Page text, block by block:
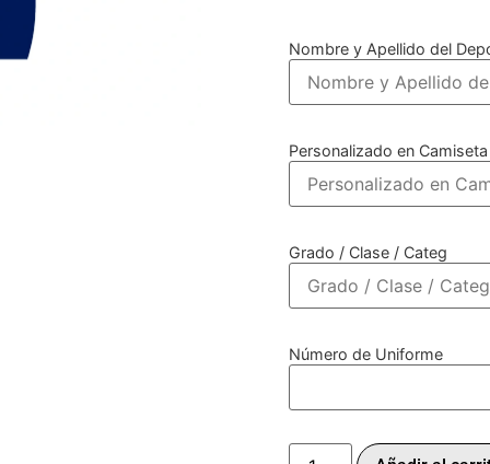
Nombre y Apellido del
Personalizado en Camiseta
Grado / Clase / Categ
Número de Uniforme